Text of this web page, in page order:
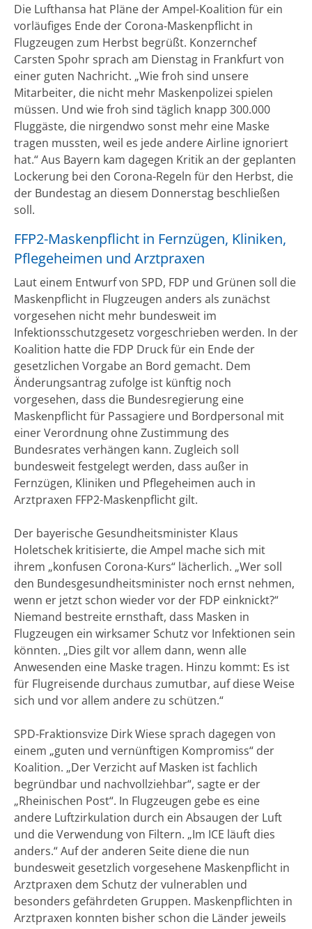
Die Lufthansa hat Pläne der Ampel-Koalition für ein
vorläufiges Ende der Corona-Maskenpflicht in
Flugzeugen zum Herbst begrüßt. Konzernchef
Carsten Spohr sprach am Dienstag in Frankfurt von
einer guten Nachricht. „Wie froh sind unsere
Mitarbeiter, die nicht mehr Maskenpolizei spielen
müssen. Und wie froh sind täglich knapp 300.000
Fluggäste, die nirgendwo sonst mehr eine Maske
tragen mussten, weil es jede andere Airline ignoriert
hat.“ Aus Bayern kam dagegen Kritik an der geplanten
Lockerung bei den Corona-Regeln für den Herbst, die
der Bundestag an diesem Donnerstag beschließen
soll.
FFP2-Maskenpflicht in Fernzügen, Kliniken,
Pflegeheimen und Arztpraxen
Laut einem Entwurf von SPD, FDP und Grünen soll die
Maskenpflicht in Flugzeugen anders als zunächst
vorgesehen nicht mehr bundesweit im
Infektionsschutzgesetz vorgeschrieben werden. In der
Koalition hatte die FDP Druck für ein Ende der
gesetzlichen Vorgabe an Bord gemacht. Dem
Änderungsantrag zufolge ist künftig noch
vorgesehen, dass die Bundesregierung eine
Maskenpflicht für Passagiere und Bordpersonal mit
einer Verordnung ohne Zustimmung des
Bundesrates verhängen kann. Zugleich soll
bundesweit festgelegt werden, dass außer in
Fernzügen, Kliniken und Pflegeheimen auch in
Arztpraxen FFP2-Maskenpflicht gilt.
Der bayerische Gesundheitsminister Klaus
Holetschek kritisierte, die Ampel mache sich mit
ihrem „konfusen Corona-Kurs“ lächerlich. „Wer soll
den Bundesgesundheitsminister noch ernst nehmen,
wenn er jetzt schon wieder vor der FDP einknickt?“
Niemand bestreite ernsthaft, dass Masken in
Flugzeugen ein wirksamer Schutz vor Infektionen sein
könnten. „Dies gilt vor allem dann, wenn alle
Anwesenden eine Maske tragen. Hinzu kommt: Es ist
für Flugreisende durchaus zumutbar, auf diese Weise
sich und vor allem andere zu schützen.“
SPD-Fraktionsvize Dirk Wiese sprach dagegen von
einem „guten und vernünftigen Kompromiss“ der
Koalition. „Der Verzicht auf Masken ist fachlich
begründbar und nachvollziehbar“, sagte er der
„Rheinischen Post“. In Flugzeugen gebe es eine
andere Luftzirkulation durch ein Absaugen der Luft
und die Verwendung von Filtern. „Im ICE läuft dies
anders.“ Auf der anderen Seite diene die nun
bundesweit gesetzlich vorgesehene Maskenpflicht in
Arztpraxen dem Schutz der vulnerablen und
besonders gefährdeten Gruppen. Maskenpflichten in
Arztpraxen konnten bisher schon die Länder jeweils